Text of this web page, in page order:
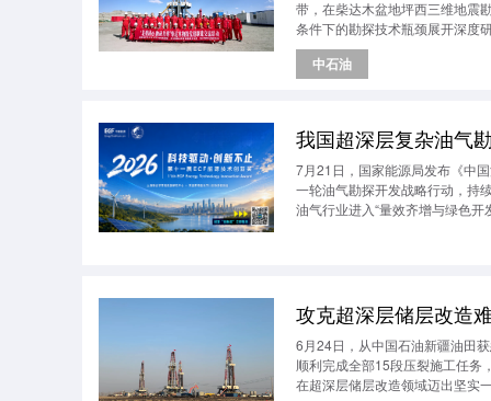
带，在柴达木盆地坪西三维地震
条件下的勘探技术瓶颈展开深度
实际精准对接，标志着柴达木盆
中石油
我国超深层复杂油气
7月21日，国家能源局发布《中
一轮油气勘探开发战略行动，持
油气行业进入“量效齐增与绿色开
6月24日，从中国石油新疆油田
顺利完成全部15段压裂施工任务
在超深层储层改造领域迈出坚实